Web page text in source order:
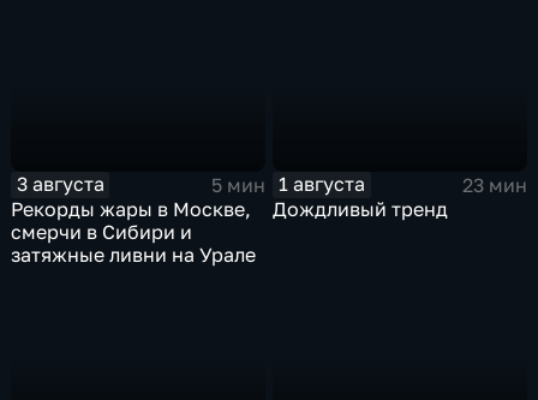
3 августа
5 мин
Рекорды жары в Москве,
смерчи в Сибири и
затяжные ливни на Урале
1 августа
23 мин
Дождливый тренд